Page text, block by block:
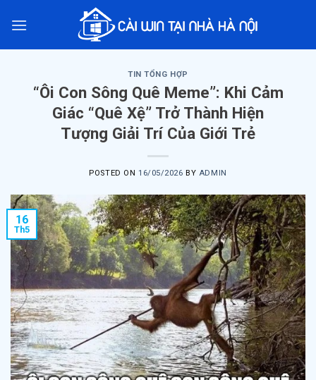
TIN TỔNG HỢP
“Ôi Con Sông Quê Meme”: Khi Cảm
Giác “Quê Xệ” Trở Thành Hiện
Tượng Giải Trí Của Giới Trẻ
POSTED ON 16/05/2026 BY ADMIN
16
Th5